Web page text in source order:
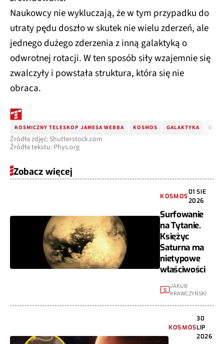
Naukowcy nie wykluczają, że w tym przypadku do
utraty pędu doszło w skutek nie wielu zderzeń, ale
jednego dużego zderzenia z inną galaktyką o
odwrotnej rotacji. W ten sposób siły wzajemnie się
zwalczyły i powstała struktura, która się nie
obraca.
KOSMICZNY TELESKOP JAMESA WEBBA KOSMOS GALAKTYKA
Źródła zdjęć: Shutterstock.com
Źródła tekstu: Phys.org
Zobacz więcej
KOSMOS
01 SIE
2026
Surfowanie
na Tytanie.
Księżyc
Saturna ma
nietypowe
właściwości
5 JAKUB
KRAWCZYŃSKI
KOSMOS
30
LIP
2026